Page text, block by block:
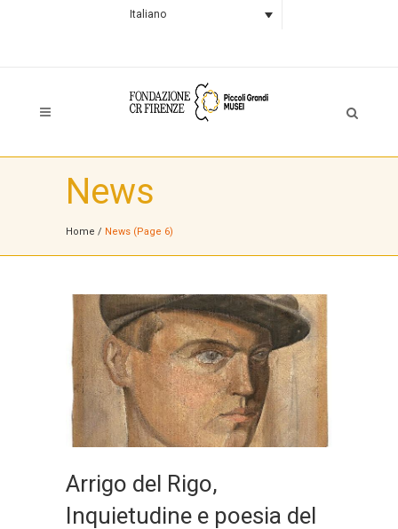
Italiano
News
Home / News (Page 6)
Arrigo del Rigo,
Inquietudine e poesia del